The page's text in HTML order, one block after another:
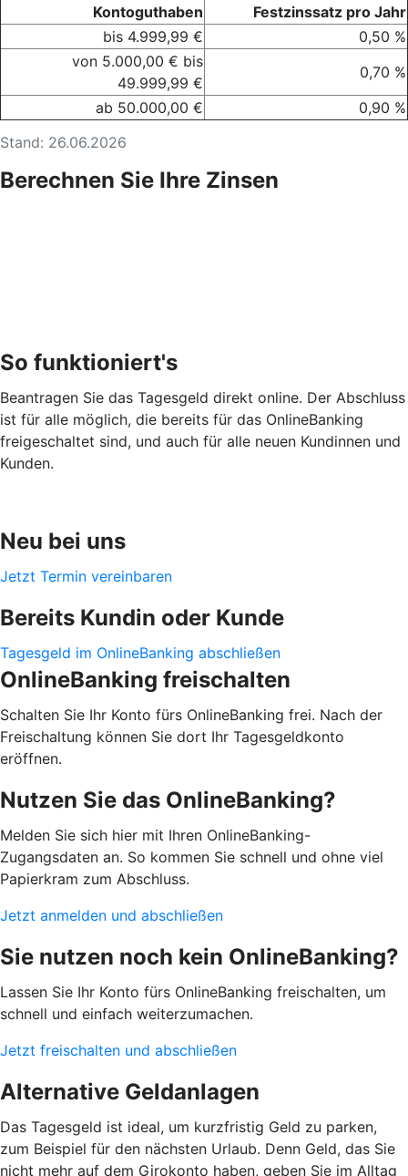
Stand: 26.06.2026
Kontoguthaben
Festzinssatz pro Jahr
bis 4.999,99 €
0,50 %
von 5.000,00 € bis
49.999,99 €
0,70 %
ab 50.000,00 €
0,90 %
Berechnen Sie Ihre Zinsen
So funktioniert's
Beantragen Sie das Tagesgeld direkt online. Der Abschluss
ist für alle möglich, die bereits für das OnlineBanking
freigeschaltet sind, und auch für alle neuen Kundinnen und
Kunden.
Neu bei uns
Jetzt Termin vereinbaren
Bereits Kundin oder Kunde
Tagesgeld im OnlineBanking abschließen
OnlineBanking freischalten
Schalten Sie Ihr Konto fürs OnlineBanking frei. Nach der
Freischaltung können Sie dort Ihr Tagesgeldkonto
eröffnen.
Nutzen Sie das OnlineBanking?
Melden Sie sich hier mit Ihren OnlineBanking-
Zugangsdaten an. So kommen Sie schnell und ohne viel
Papierkram zum Abschluss.
Jetzt anmelden und abschließen
Sie nutzen noch kein OnlineBanking?
Lassen Sie Ihr Konto fürs OnlineBanking freischalten, um
schnell und einfach weiterzumachen.
Jetzt freischalten und abschließen
Alternative Geldanlagen
Das Tagesgeld ist ideal, um kurzfristig Geld zu parken,
zum Beispiel für den nächsten Urlaub. Denn Geld, das Sie
nicht mehr auf dem Girokonto haben, geben Sie im Alltag